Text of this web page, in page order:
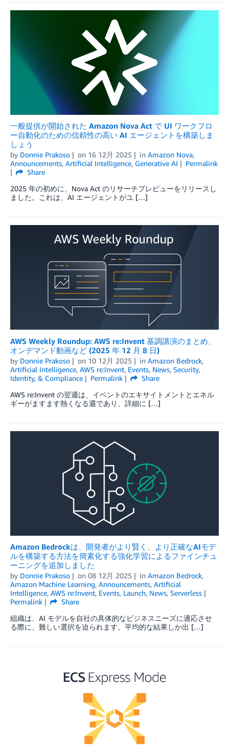
一般提供が開始された Amazon Nova Act で UI ワークフロ
ー自動化のための信頼性の高い AI エージェントを構築しま
しょう
by Donnie Prakoso on 16 12月 2025 in Amazon Nova,
Announcements, Artificial Intelligence, Generative AI
Permalink
Share
2025 年の初めに、Nova Act のリサーチプレビューをリリースし
ました。これは、AI エージェントがユ […]
AWS Weekly Roundup: AWS re:Invent 基調講演のまとめ、
オンデマンド動画など (2025 年 12 月 8 日)
by Donnie Prakoso on 10 12月 2025 in Amazon Bedrock,
Artificial Intelligence, AWS re:Invent, Events, News, Security,
Identity, & Compliance
Permalink
Share
AWS re:Invent の翌週は、イベントのエキサイトメントとエネル
ギーがますます熱くなる週であり、詳細に […]
Amazon Bedrockは、開発者がより賢く、より正確なAIモデ
ルを構築する方法を簡素化する強化学習によるファインチュ
ーニングを追加しました
by Donnie Prakoso on 08 12月 2025 in Amazon Bedrock,
Amazon Machine Learning, Announcements, Artificial
Intelligence, AWS re:Invent, Events, Launch, News, Serverless
Permalink
Share
組織は、AI モデルを自社の具体的なビジネスニーズに適応させ
る際に、難しい選択を迫られます。平均的な結果しか出 […]